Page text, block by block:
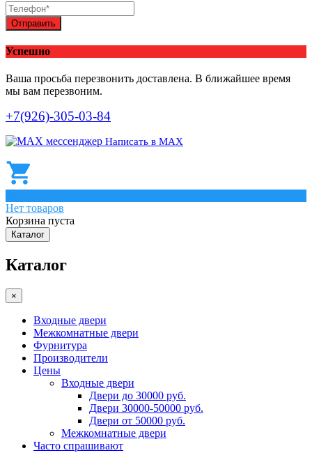
Отправить
Успешно
Ваша просьба перезвонить доставлена. В ближайшее время
мы вам перезвоним.
+7(926)-305-03-84
Написать в МАХ
Нет товаров
Корзина пуста
Каталог
Каталог
×
Входные двери
Межкомнатные двери
Фурнитура
Производители
Цены
Входные двери
Двери до 30000 руб.
Двери 30000-50000 руб.
Двери от 50000 руб.
Межкомнатные двери
Часто спрашивают